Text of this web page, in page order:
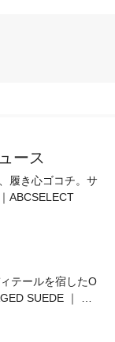
に優れるPUシ
お考え下さい。)
ズ表記6の取扱は
。
ース
履き心ゴコチ。サ
ABCSELECT
テールを宿したO
SUEDE ｜ コ